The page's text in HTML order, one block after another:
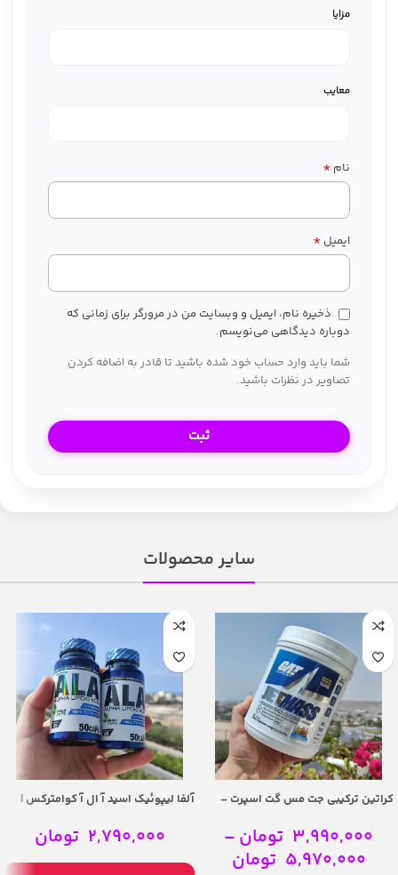
مزایا
معایب
نام *
ایمیل *
ذخیره نام، ایمیل و وبسایت من در مرورگر برای زمانی که
دوباره دیدگاهی می‌نویسم.
شما باید وارد حساب خود شده باشید تا قادر به اضافه کردن
تصاویر در نظرات باشید.
سایر محصولات
کراتین ترکیبی جت مس گت اسپرت –
3,990,000 تومان–
5,970,000 تومان
آلفا لیپوئیک اسید آ ال آ کوامترکس |
2,790,000 تومان